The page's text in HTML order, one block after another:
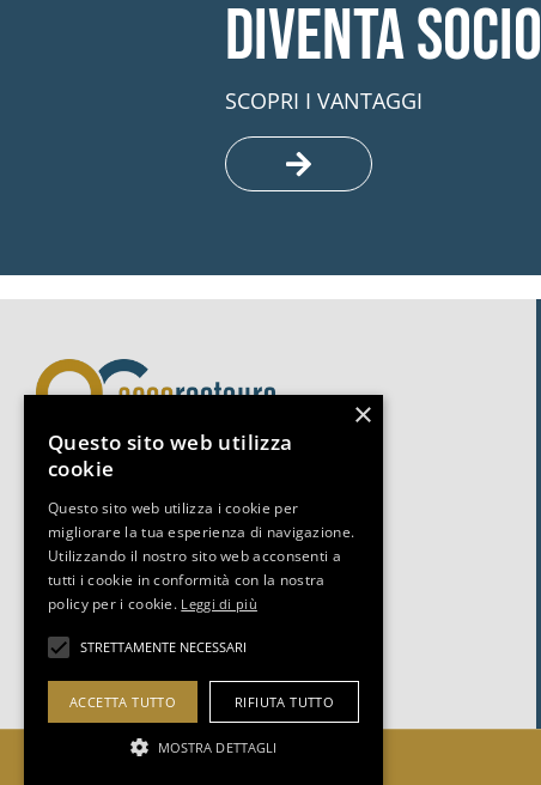
Diventa socio
SCOPRI I VANTAGGI
Assorestauro Servizi Srl
Via Boccaccio 14, 20123, Milano
Tel +39 02-3493.0653
segreteria@assorestauro.org
C.F. 97394500157
×
Questo sito web utilizza
cookie
Questo sito web utilizza i cookie per
migliorare la tua esperienza di navigazione.
Utilizzando il nostro sito web acconsenti a
tutti i cookie in conformità con la nostra
policy per i cookie. Leggi di più
STRETTAMENTE NECESSARI
ACCETTA TUTTO RIFIUTA TUTTO
MOSTRA DETTAGLI